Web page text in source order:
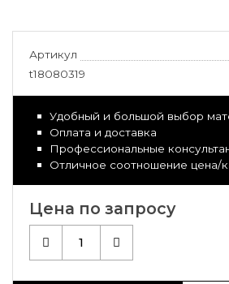
Артикул
t18080319
Удобный и большой выбор
Оплата и доставка
Профессиональные
Отличное соотношение цена/
Цена по запросу
1